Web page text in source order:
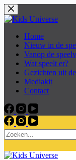
Skip
to
Home
Nieuw in de
Vanop de
Wat speelt er?
Gezichten uit
Mediakit
Contact